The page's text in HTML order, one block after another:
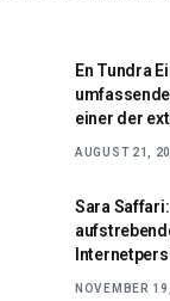
En Tundra
einer der
AUGUST 21,
Sara
NOVEMBER